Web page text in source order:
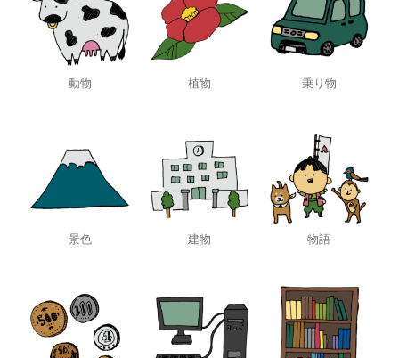
動物 植物 乗り物
景色 建物 物語